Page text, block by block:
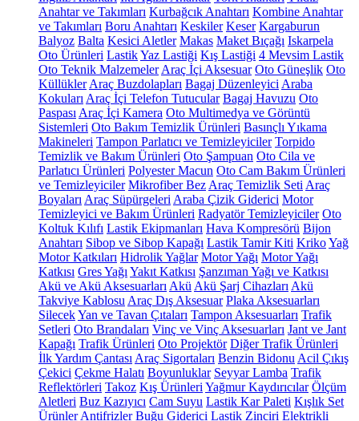
Anahtar ve Takımları Kurbağcık Anahtarı Kombine Anahtar
ve Takımları Boru Anahtarı Keskiler Keser Kargaburun
Balyoz Balta Kesici Aletler Makas Maket Bıçağı Iskarpela
Oto Ürünleri LastikYaz Lastiği Kış Lastiği 4 Mevsim Lastik
Oto Teknik Malzemeler Araç İçi Aksesuar Oto Güneşlik Oto
Küllükler Araç Buzdolapları Bagaj Düzenleyici Araba
Kokuları Araç İçi Telefon Tutucular Bagaj Havuzu Oto
Paspası Araç İçi Kamera Oto Multimedya ve Görüntü
Sistemleri Oto Bakım Temizlik Ürünleri Basınçlı Yıkama
Makineleri Tampon Parlatıcı ve Temizleyiciler Torpido
Temizlik ve Bakım Ürünleri Oto Şampuan Oto Cila ve
Parlatıcı Ürünleri Polyester Macun Oto Cam Bakım Ürünleri
ve Temizleyiciler Mikrofiber Bez Araç Temizlik Seti Araç
Boyaları Araç Süpürgeleri Araba Çizik Giderici Motor
Temizleyici ve Bakım Ürünleri Radyatör Temizleyiciler Oto
Koltuk Kılıfı Lastik Ekipmanları Hava Kompresörü Bijon
Anahtarı Sibop ve Sibop Kapağı Lastik Tamir Kiti KrikoYağ
Motor Katkıları Hidrolik Yağlar Motor Yağı Motor Yağı
Katkısı Gres Yağı Yakıt Katkısı Şanzıman Yağı ve Katkısı
Akü ve Akü Aksesuarları Akü Akü Şarj Cihazları Akü
Takviye Kablosu Araç Dış Aksesuar Plaka Aksesuarları
SilecekYan ve Tavan Çıtaları Tampon Aksesuarları Trafik
Setleri Oto Brandaları Vinç ve Vinç Aksesuarları Jant ve Jant
Kapağı Trafik Ürünleri Oto Projektör Diğer Trafik Ürünleri
İlk Yardım Çantası Araç Sigortaları Benzin Bidonu Acil Çıkış
Çekici Çekme Halatı Boyunluklar Seyyar Lamba Trafik
Reflektörleri Takoz Kış Ürünleri Yağmur Kaydırıcılar Ölçüm
Aletleri Buz Kazıyıcı Cam Suyu Lastik Kar Paleti Kışlık Set
Ürünler Antifrizler Buğu Giderici Lastik Zinciri Elektrikli